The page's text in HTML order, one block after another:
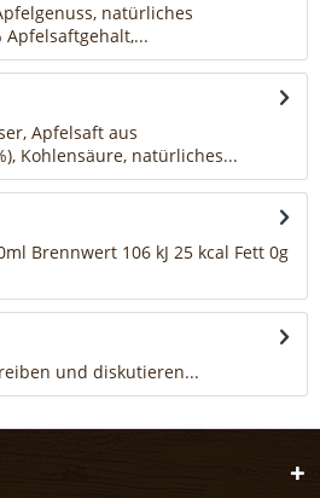
natürliches
Apfelsaftgehalt,...
Apfelsaft aus
Kohlensäure, natürliches...
Brennwert 106 kJ 25 kcal Fett 0g
und diskutieren...